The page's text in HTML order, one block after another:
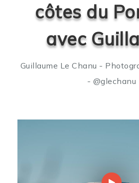
côtes du
avec
Guillaume Le Chanu -
- @glechanu